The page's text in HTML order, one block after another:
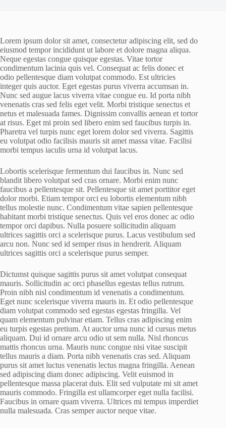
Lorem ipsum dolor sit amet, consectetur adipiscing elit, sed do
eiusmod tempor incididunt ut labore et dolore magna aliqua.
Neque egestas congue quisque egestas. Vitae tortor
condimentum lacinia quis vel. Consequat ac felis donec et
odio pellentesque diam volutpat commodo. Est ultricies
integer quis auctor. Eget egestas purus viverra accumsan in.
Nunc sed augue lacus viverra vitae congue eu. Id porta nibh
venenatis cras sed felis eget velit. Morbi tristique senectus et
netus et malesuada fames. Dignissim convallis aenean et tortor
at risus. Eget mi proin sed libero enim sed faucibus turpis in.
Pharetra vel turpis nunc eget lorem dolor sed viverra. Sagittis
eu volutpat odio facilisis mauris sit amet massa vitae. Facilisi
morbi tempus iaculis urna id volutpat lacus.
Lobortis scelerisque fermentum dui faucibus in. Nunc sed
blandit libero volutpat sed cras ornare. Morbi enim nunc
faucibus a pellentesque sit. Pellentesque sit amet porttitor eget
dolor morbi. Etiam tempor orci eu lobortis elementum nibh
tellus molestie nunc. Condimentum vitae sapien pellentesque
habitant morbi tristique senectus. Quis vel eros donec ac odio
tempor orci dapibus. Nulla posuere sollicitudin aliquam
ultrices sagittis orci a scelerisque purus. Lacus vestibulum sed
arcu non. Nunc sed id semper risus in hendrerit. Aliquam
ultrices sagittis orci a scelerisque purus semper.
Dictumst quisque sagittis purus sit amet volutpat consequat
mauris. Sollicitudin ac orci phasellus egestas tellus rutrum.
Proin nibh nisl condimentum id venenatis a condimentum.
Eget nunc scelerisque viverra mauris in. Et odio pellentesque
diam volutpat commodo sed egestas egestas fringilla. Vel
quam elementum pulvinar etiam. Tellus cras adipiscing enim
eu turpis egestas pretium. At auctor urna nunc id cursus metus
aliquam. Dui id ornare arcu odio ut sem nulla. Nisl rhoncus
mattis rhoncus urna. Mauris nunc congue nisi vitae suscipit
tellus mauris a diam. Porta nibh venenatis cras sed. Aliquam
purus sit amet luctus venenatis lectus magna fringilla. Aenean
sed adipiscing diam donec adipiscing. Velit euismod in
pellentesque massa placerat duis. Elit sed vulputate mi sit amet
mauris commodo. Fringilla est ullamcorper eget nulla facilisi.
Faucibus in ornare quam viverra. Ultrices mi tempus imperdiet
nulla malesuada. Cras semper auctor neque vitae.